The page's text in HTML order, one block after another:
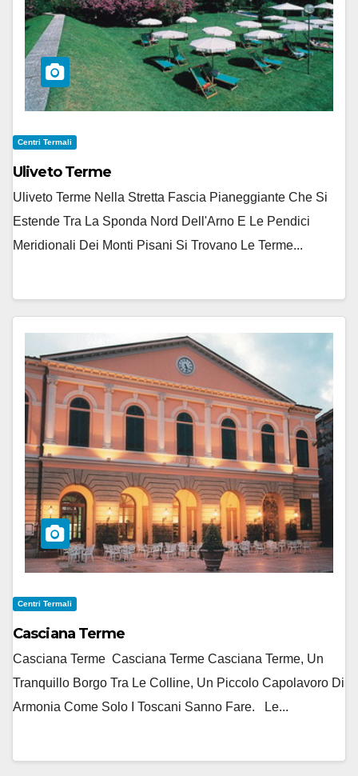
Centri Termali
Uliveto Terme
Uliveto Terme Nella Stretta Fascia Pianeggiante Che Si
Estende Tra La Sponda Nord Dell'Arno E Le Pendici
Meridionali Dei Monti Pisani Si Trovano Le Terme...
Centri Termali
Casciana Terme
Casciana Terme Casciana Terme Casciana Terme, Un
Tranquillo Borgo Tra Le Colline, Un Piccolo Capolavoro Di
Armonia Come Solo I Toscani Sanno Fare. Le...